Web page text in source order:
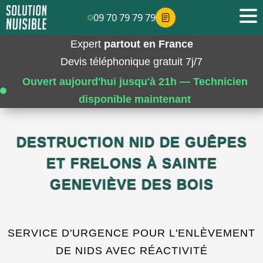
Expert partout en France
Devis téléphonique gratuit 7j/7
Ouvert aujourd'hui jusqu'à 21h — Technicien
disponible maintenant
DESTRUCTION NID DE GUÊPES
ET FRELONS À SAINTE
GENEVIÈVE DES BOIS
SERVICE D'URGENCE POUR L'ENLÈVEMENT
DE NIDS AVEC RÉACTIVITÉ
09 70 79 79 79